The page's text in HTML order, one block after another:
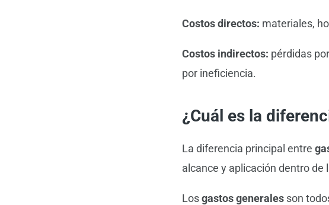
Costos directos: materiales,
Costos indirectos: pérdidas
por ineficiencia.
¿Cuál es la
La diferencia principal entre
alcance y aplicación dentro de
Losgastos generales son